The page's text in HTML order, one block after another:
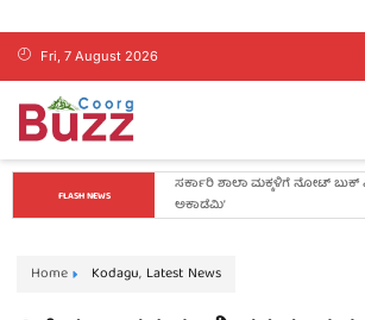
Fri, 7 August 2026
FLASH NEWS
ಕೊಡಗಿನ ಯುವ ನಾಯಕ ಪೊನ್ನಣ್ಣಗೆ
ಎದುರು ಸಿಎಂ ಡಿ.ಕೆ. ಶಿವಕುಮಾರ್
Home Kodagu, Latest News